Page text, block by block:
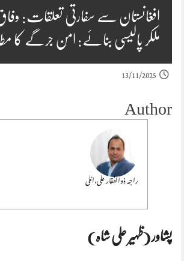
افغانستان سے سفارتی تعلقات:
ملکر پالیسی بنائے: امن جرگے کا
13/11/2025
Author
راجہ ذوالفقار علی،اٹلی
پشاور (ظہیر علی شاہ)